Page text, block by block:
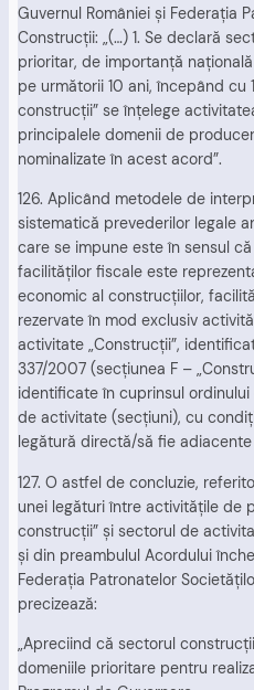
Guvernul României şi Federaţia
Construcţii: „(…) 1. Se declară
prioritar, de importanţă
pe următorii 10 ani, începând cu
construcţii” se înţelege
principalele domenii de
nominalizate în acest acord”.
126. Aplicând metodele de
sistematică prevederilor legale
care se impune este în sensul
facilităţilor fiscale este
economic al construcţiilor,
rezervate în mod exclusiv
activitate „Construcţii”,
337/2007 (secţiunea F –
identificate în cuprinsul
de activitate (secţiuni), cu
legătură directă/să fie
127. O astfel de concluzie,
unei legături între activităţile de
construcţii” şi sectorul de
şi din preambulul Acordului
Federaţia Patronatelor
precizează:
„Apreciind că sectorul
domeniile prioritare pentru